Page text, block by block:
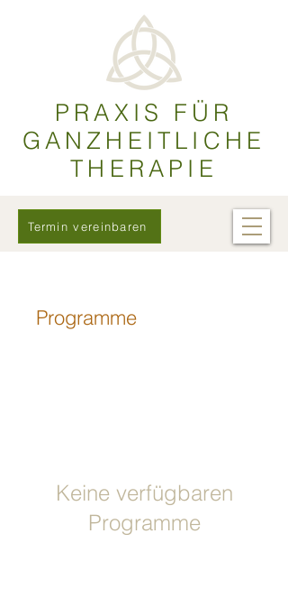
PRAXIS FÜR
GANZHEITLICHE
THERAPIE
Termin vereinbaren
Programme
Keine verfügbaren
Programme